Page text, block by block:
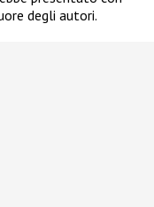
degli autori.